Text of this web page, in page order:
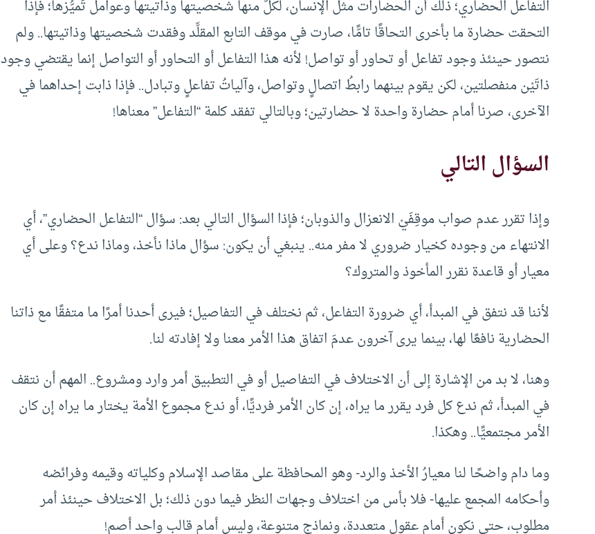
التفاعل الحضاري؛ ذلك أن الحضارات مثل الإنسان، لكلّ منها شخصيتها وذاتيتها وعوامل تَميُّزها؛ فإذا
التحقت حضارة ما بأخرى التحاقًا تامًّا، صارت في موقف التابع المقلِّد وفقدت شخصيتها وذاتيتها.. ولم
نتصور حينئذ وجود تفاعل أو تحاور أو تواصل! لأنه هذا التفاعل أو التحاور أو التواصل إنما يقتضي وجود
ذاتَيْن منفصلتين، لكن يقوم بينهما رابطُ اتصالٍ وتواصل، وآلياتُ تفاعلٍ وتبادل.. فإذا ذابت إحداهما في
الآخرى، صرنا أمام حضارة واحدة لا حضارتين؛ وبالتالي تفقد كلمة “التفاعل” معناها!
السؤال التالي
وإذا تقرر عدم صواب موقِفَيْ الانعزال والذوبان؛ فإذا السؤال التالي بعد: سؤال “التفاعل الحضاري”، أي
الانتهاء من وجوده كخيار ضروري لا مفر منه.. ينبغي أن يكون: سؤال ماذا نأخذ، وماذا ندع؟ وعلى أي
معيار أو قاعدة نقرر المأخوذ والمتروك؟
لأننا قد نتفق في المبدأ، أي ضرورة التفاعل، ثم نختلف في التفاصيل؛ فيرى أحدنا أمرًا ما متفقًا مع ذاتنا
الحضارية نافعًا لها، بينما يرى آخرون عدمَ اتفاق هذا الأمر معنا ولا إفادته لنا.
وهنا، لا بد من الإشارة إلى أن الاختلاف في التفاصيل أو في التطبيق أمر وارد ومشروع.. المهم أن نتقف
في المبدأ، ثم ندع كل فرد يقرر ما يراه، إن كان الأمر فرديًّا، أو ندع مجموع الأمة يختار ما يراه إن كان
الأمر مجتمعيًّا.. وهكذا.
وما دام واضحًا لنا معيارُ الأخذ والرد- وهو المحافظة على مقاصد الإسلام وكلياته وقيمه وفرائضه
وأحكامه المجمع عليها- فلا بأس من اختلاف وجهات النظر فيما دون ذلك؛ بل الاختلاف حينئذ أمر
مطلوب، حتى نكون أمام عقول متعددة، ونماذج متنوعة، وليس أمام قالب واحد أصم!